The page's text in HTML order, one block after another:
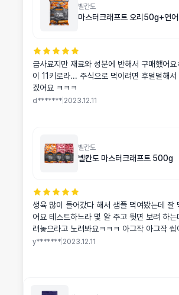
벨칸도
마스터크래프트 오리50g+연
금사료지만 재료와 성분에 반해서 구매했어
이 11키로라... 주식으로 먹이려면 후덜덜해
겠어요 ㅋㅋㅋ
d******* 2023.12.11
벨칸도
벨칸도 마스터크래프트 500g
생육 많이 들어갔다 해서 샘플 먹여봤는데 잘
어요 테스트하느라 몇 알 주고 뒷면 보려 하
려놓으라고 노려봐요ㅋㅋㅋ 아그작 아그작
도 잘될거 같아요 샘플이 너무 귀여워서 샘플
y******* 2023.12.11